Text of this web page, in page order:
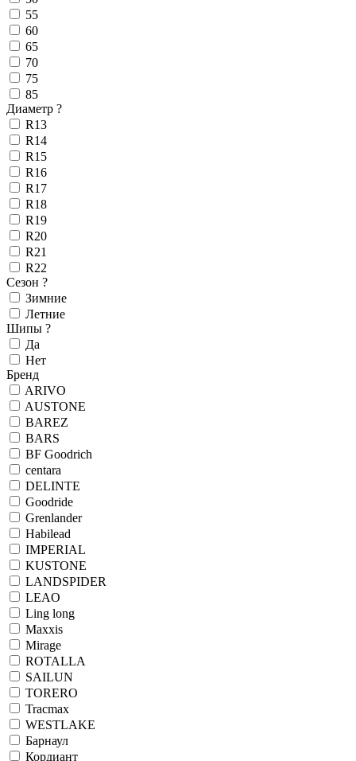
55
60
65
70
75
85
Диаметр ?
R13
R14
R15
R16
R17
R18
R19
R20
R21
R22
Сезон ?
Зимние
Летние
Шипы ?
Да
Нет
Бренд
ARIVO
AUSTONE
BAREZ
BARS
BF Goodrich
centara
DELINTE
Goodride
Grenlander
Habilead
IMPERIAL
KUSTONE
LANDSPIDER
LEAO
Ling long
Maxxis
Mirage
ROTALLA
SAILUN
TORERO
Tracmax
WESTLAKE
Барнаул
Кордиант